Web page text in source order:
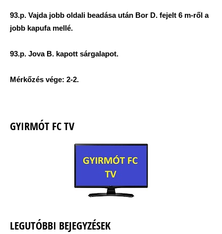
93.p. Vajda jobb oldali beadása után Bor D. fejelt 6 m-ről a
jobb kapufa mellé.
93.p. Jova B. kapott sárgalapot.
Mérkőzés vége: 2-2.
GYIRMÓT FC TV
LEGUTÓBBI BEJEGYZÉSEK